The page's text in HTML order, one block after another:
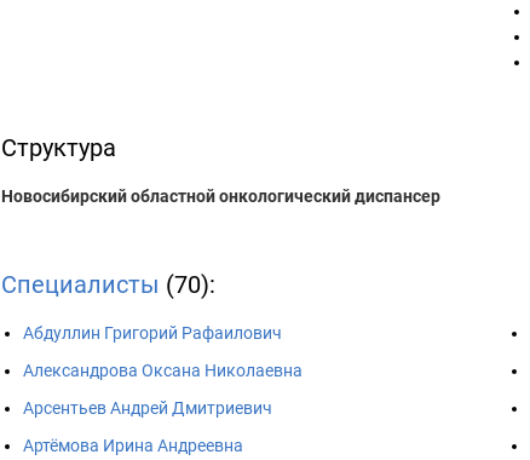
Структура
Новосибирский областной онкологический диспансер
Специалисты (70):
Абдуллин Григорий Рафаилович
Александрова Оксана Николаевна
Арсентьев Андрей Дмитриевич
Артёмова Ирина Андреевна